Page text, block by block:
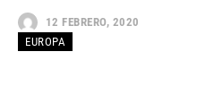
12 FEBRERO, 2020
EUROPA